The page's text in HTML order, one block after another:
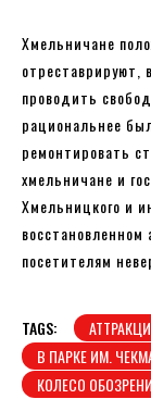
Хмельничане
отреставрируют,
проводить
рациональнее
ремонтировать
хмельничане и
Хмельницкого и
посетителям
TAGS:
В ПАРКЕ ИМ.
КОЛЕСО